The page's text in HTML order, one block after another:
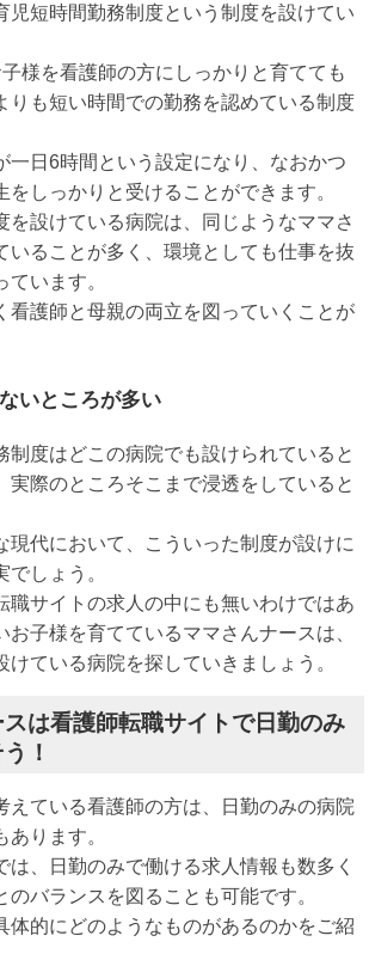
児短時間勤務制度という制度を設けてい
様を看護師の方にしっかりと育てても
りも短い時間での勤務を認めている制度
一日6時間という設定になり、なおかつ
をしっかりと受けることができます。
を設けている病院は、同じようなママさ
いることが多く、環境としても仕事を抜
います。
看護師と母親の両立を図っていくことが
いところが多い
制度はどこの病院でも設けられていると
実際のところそこまで浸透をしていると
現代において、こういった制度が設けに
でしょう。
職サイトの求人の中にも無いわけではあ
お子様を育てているママさんナースは、
けている病院を探していきましょう。
は看護師転職サイトで日勤のみ
！
えている看護師の方は、日勤のみの病院
あります。
は、日勤のみで働ける求人情報も数多く
のバランスを図ることも可能です。
体的にどのようなものがあるのかをご紹